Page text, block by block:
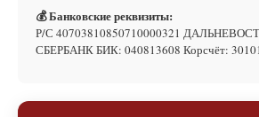
💰 Банковские реквизиты:
Р/С 40703810850710000321
СБЕРБАНК БИК: 040813608 Корсчёт: